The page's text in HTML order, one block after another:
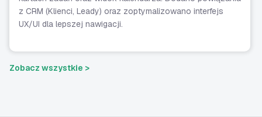
z CRM (Klienci, Leady) oraz zoptymalizowano interfejs
UX/UI dla lepszej nawigacji.
Zobacz wszystkie >